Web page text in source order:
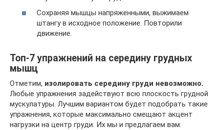
Сохраняя мышцы напряженными, выжимаем
штангу в исходное положение. Повторили
движение.
Топ-7 упражнений на середину грудных
мышц
Отметим, изолировать середину груди невозможно.
Любые упражнения задействуют всю плоскость грудной
мускулатуры. Лучшим вариантом будет подобрать такие
упражнения, которые максимально смещают акцент
нагрузки на центр груди. Их мы и предлагаем вам.